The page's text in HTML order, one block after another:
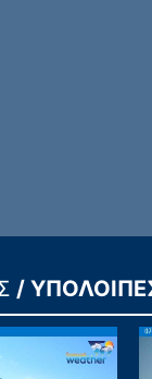
/